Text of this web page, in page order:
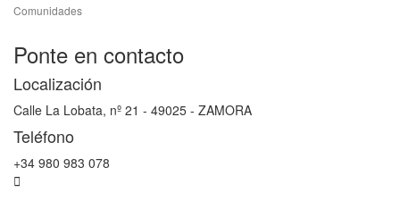
Comunidades
Ponte en contacto
Localización
Calle La Lobata, nº 21 - 49025 - ZAMORA
Teléfono
+34 980 983 078